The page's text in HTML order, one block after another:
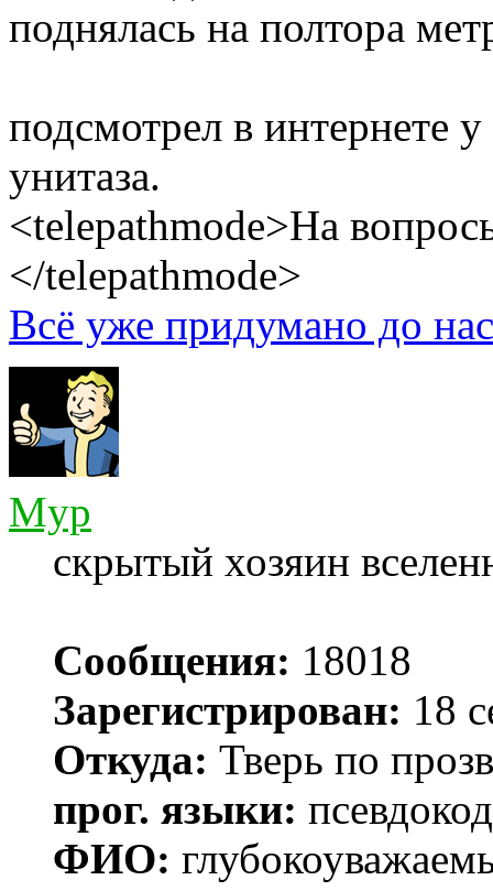
поднялась на полтора
подсмотрел в интернете
унитаза.
<telepathmode>На
</telepathmode>
Всё уже придумано до
Myp
скрытый хозяин
Сообщения: 18018
Зарегистрирован: 18
Откуда: Тверь по
прог. языки:
ФИО: